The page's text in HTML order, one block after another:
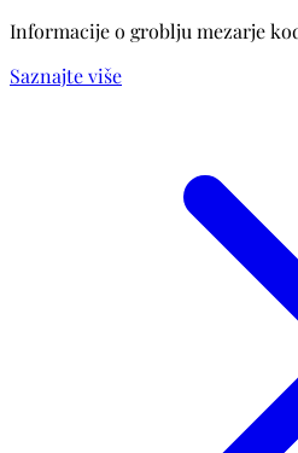
Informacije o groblju mezarje
Saznajte više